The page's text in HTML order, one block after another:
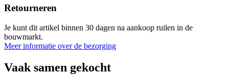
Retourneren
Je kunt dit artikel binnen 30 dagen na aankoop ruilen in de
bouwmarkt.
Meer informatie over de bezorging
Vaak samen gekocht